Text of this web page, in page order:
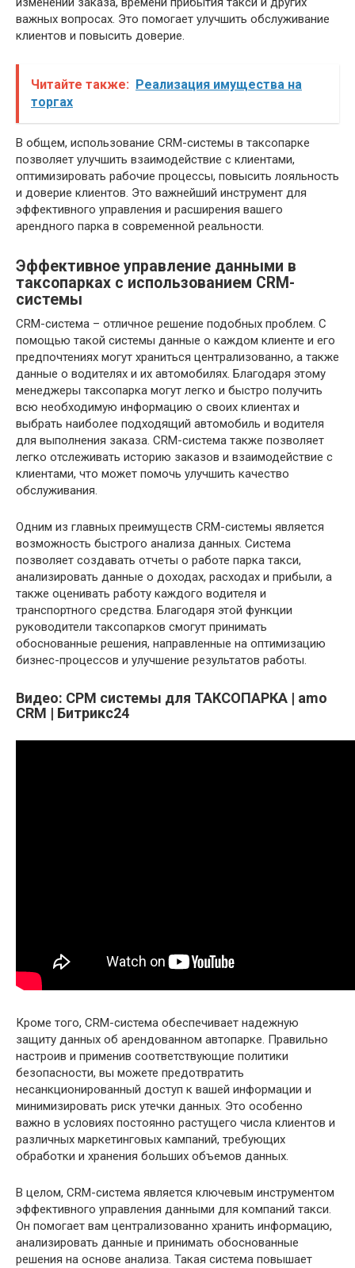
важных вопросах. Это помогает улучшить обслуживание
клиентов и повысить доверие.
Читайте также: Реализация имущества на
торгах
В общем, использование CRM-системы в таксопарке
позволяет улучшить взаимодействие с клиентами,
оптимизировать рабочие процессы, повысить лояльность
и доверие клиентов. Это важнейший инструмент для
эффективного управления и расширения вашего
арендного парка в современной реальности.
Эффективное управление данными в
таксопарках с использованием CRM-
системы
CRM-система – отличное решение подобных проблем. С
помощью такой системы данные о каждом клиенте и его
предпочтениях могут храниться централизованно, а также
данные о водителях и их автомобилях. Благодаря этому
менеджеры таксопарка могут легко и быстро получить
всю необходимую информацию о своих клиентах и ​​
выбрать наиболее подходящий автомобиль и водителя
для выполнения заказа. CRM-система также позволяет
легко отслеживать историю заказов и взаимодействие с
клиентами, что может помочь улучшить качество
обслуживания.
Одним из главных преимуществ CRM-системы является
возможность быстрого анализа данных. Система
позволяет создавать отчеты о работе парка такси,
анализировать данные о доходах, расходах и прибыли, а
также оценивать работу каждого водителя и
транспортного средства. Благодаря этой функции
руководители таксопарков смогут принимать
обоснованные решения, направленные на оптимизацию
бизнес-процессов и улучшение результатов работы.
Видео: СРМ системы для ТАКСОПАРКА | amo
CRM | Битрикс24
Кроме того, CRM-система обеспечивает надежную
защиту данных об арендованном автопарке. Правильно
настроив и применив соответствующие политики
безопасности, вы можете предотвратить
несанкционированный доступ к вашей информации и
минимизировать риск утечки данных. Это особенно
важно в условиях постоянно растущего числа клиентов и
различных маркетинговых кампаний, требующих
обработки и хранения больших объемов данных.
В целом, CRM-система является ключевым инструментом
эффективного управления данными для компаний такси.
Он помогает вам централизованно хранить информацию,
анализировать данные и принимать обоснованные
решения на основе анализа. Такая система повышает